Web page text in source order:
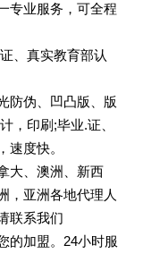
专业服务，可全程
、真实教育部认
防伪、凹凸版、版
，印刷;毕业.证、
速度快。
大、澳洲、新西
，亚洲各地代理人
联系我们
的加盟。24小时服